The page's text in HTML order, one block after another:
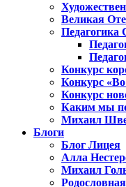
Великая
Педагогика
Конкурс
Конкурс «Во
Конкурс
Каким мы
Михаил
Блоги
Блог Лицея
Алла
Михаил